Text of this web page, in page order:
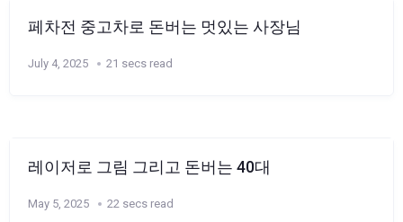
페차전 중고차로 돈버는 멋있는 사장님
July 4, 2025 21 secs read
레이저로 그림 그리고 돈버는 40대
May 5, 2025 22 secs read